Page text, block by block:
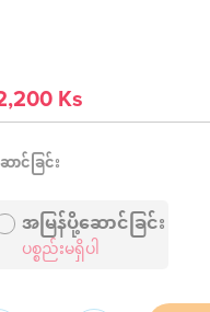
Ks
ာင်ခြင်း
အမြန်ပို့ဆောင်ခြင်း
ပစ္စည်းမရှိပါ